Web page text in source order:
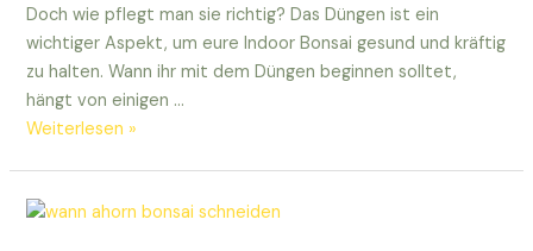
Doch wie pflegt man sie richtig? Das Düngen ist ein
wichtiger Aspekt, um eure Indoor Bonsai gesund und kräftig
zu halten. Wann ihr mit dem Düngen beginnen solltet,
hängt von einigen …
Wann
Indoor
Weiterlesen »